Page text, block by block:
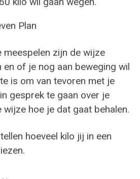
zijn de wijze
of je nog aan beweging wil
is om van tevoren met je
gesprek te gaan over je
hoe je dat gaat behalen.
hoeveel kilo jij in een